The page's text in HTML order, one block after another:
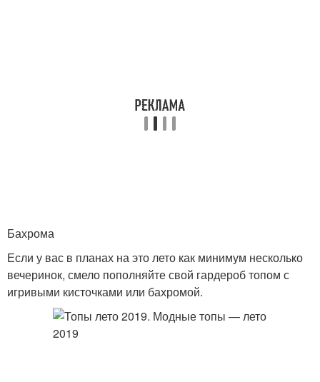
Бахрома
Если у вас в планах на это лето как минимум несколько
вечеринок, смело пополняйте свой гардероб топом с
игривыми кисточками или бахромой.